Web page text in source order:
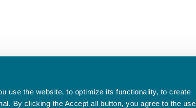
use the website, to optimize its functionality, to create
By clicking the Accept all button, you agree to the use